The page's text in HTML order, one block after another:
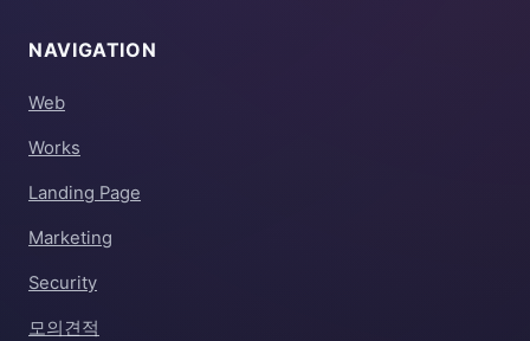
NAVIGATION
Web
Works
Landing Page
Marketing
Security
모의견적